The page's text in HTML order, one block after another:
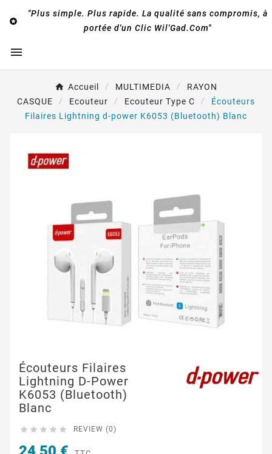

"Plus simple. Plus rapide. La qualité sans compromis, à
portée d'un Clic Wil'Gad.Com"

Accueil MULTIMEDIA
RAYON
CASQUE
Ecouteur Ecouteur Type C
Écouteurs
Filaires Lightning d-power K6053 (Bluetooth) Blanc
Écouteurs Filaires
Lightning D-Power
K6053 (Bluetooth)
Blanc
     REVIEW (0)